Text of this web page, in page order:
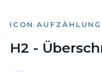
ICON AUFZÄHLUNG
H2 -